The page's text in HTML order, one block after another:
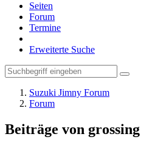
Seiten
Forum
Termine
Erweiterte Suche
Suzuki Jimny Forum
Forum
Beiträge von grossing